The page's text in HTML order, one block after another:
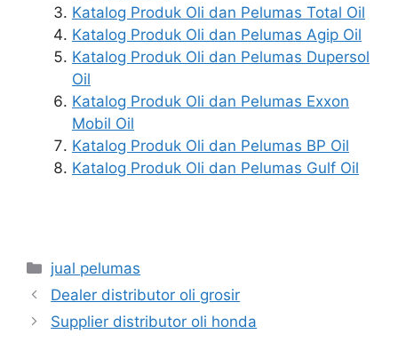
Katalog Produk Oli dan Pelumas Total Oil
Katalog Produk Oli dan Pelumas Agip Oil
Katalog Produk Oli dan Pelumas Dupersol
Oil
Katalog Produk Oli dan Pelumas Exxon
Mobil Oil
Katalog Produk Oli dan Pelumas BP Oil
Katalog Produk Oli dan Pelumas Gulf Oil
jual pelumas
Dealer distributor oli grosir
Supplier distributor oli honda